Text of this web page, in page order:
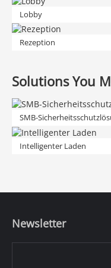
Lobby
Rezeption
Solutions You
SMB-
Intelligenter Laden
Newsletter